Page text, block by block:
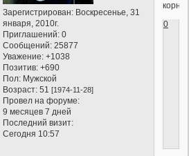
Зарегистрирован: Воскресенье, 31
января, 2010г.
Приглашений: 0
Сообщений: 25877
Уважение: +1038
Позитив: +690
Пол: Мужской
Возраст: 51[1974-11-28]
Провел на форуме:
9 месяцев 7 дней
Последний визит:
Сегодня 10:57
корни.
0